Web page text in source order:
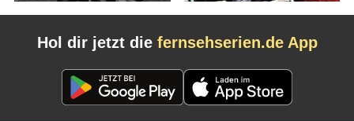
Hol dir jetzt die fernsehserien.de App